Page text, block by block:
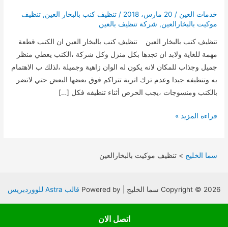
خدمات العين / 20 مارس، 2018 /تنظيف كنب بالبخار العين,تنظيف
موكيت بالبخارالعين, شركة تنظيف بالعين
تنظيف كنب بالبخار العين تنظيف كنب بالبخار العين ان الكنب قطعة
مهمة للغاية ولابد ان تجدها بكل منزل وكل شركة ،الكنب يعطي منظر
جميل وجذاب للمكان لانه يكون له الوان زاهية وجميلة ،لذلك ب الاهتمام
به وتنظيفه جيدا وعدم ترك اترية تتراكم فوق بعضها البعض حتي لاتضر
بالكنب ومنسوجات ،يجب الحرص أثناء تنظيفه فكل […]
تنظيف
العين
قراءة المزيد »
سما الخليج >تنظيف موكيت بالبخارالعين
Copyright © 2026 سما الخليج | Powered by قالب Astra للووردبريس
اتصل الان